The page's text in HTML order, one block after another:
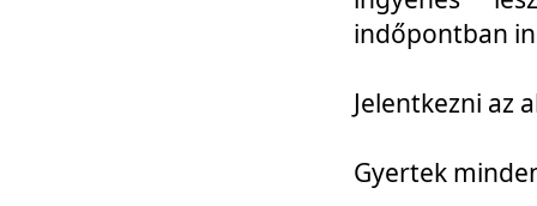
indőpontban
Jelentkezni az
Gyertek